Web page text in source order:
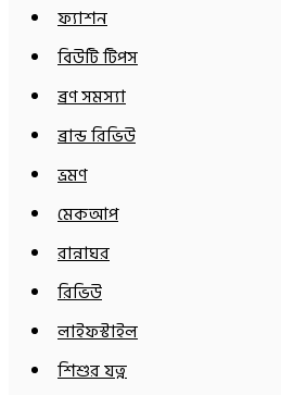
ফ্যাশন
বিউটি টিপস
ব্রণ সমস্যা
ব্রান্ড রিভিউ
ভ্রমণ
মেকআপ
রান্নাঘর
রিভিউ
লাইফস্টাইল
শিশুর যত্ন